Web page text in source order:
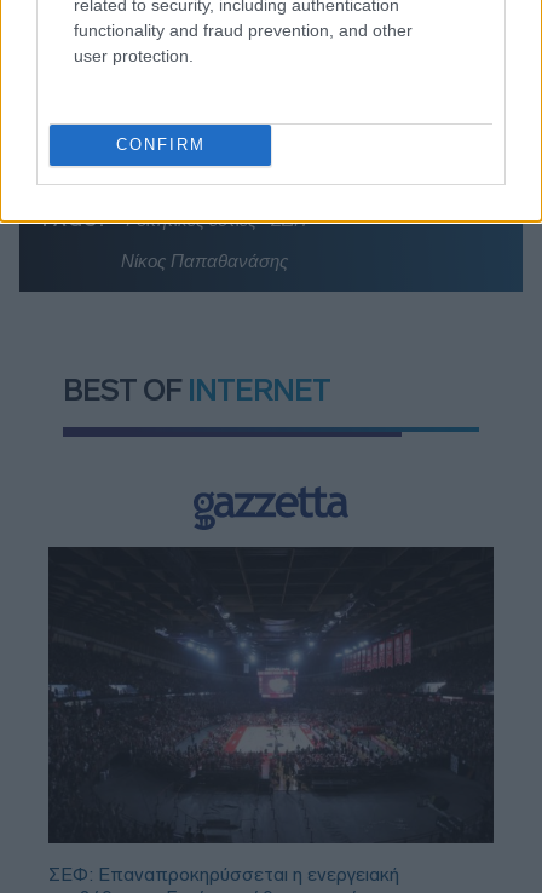
related to security, including authentication
functionality and fraud prevention, and other
user protection.
CONFIRM
Ποια είναι η (κυβερνητική) λίστα με τα μεγάλα
οδικά έργα και τα εκτιμώμενα
χρονοδιαγράμματα
TAGS: Φοιτητικές εστίες
ΣΔΙΤ
Νίκος Παπαθανάσης
BEST OF INTERNET
ΣΕΦ: Επαναπροκηρύσσεται η ενεργειακή